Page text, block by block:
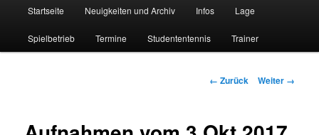
Startseite Neuigkeiten und Archiv Infos Lage
Spielbetrieb Termine Studententennis Trainer
Bilder-
← Zurück Weiter →